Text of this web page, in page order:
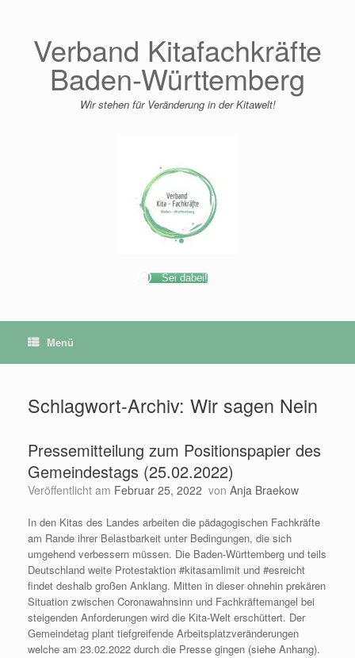
Verband Kitafachkräfte
Baden-Württemberg
Wir stehen für Veränderung in der Kitawelt!
Sei dabei!
Menü
Schlagwort-Archiv: Wir sagen Nein
Pressemitteilung zum Positionspapier des
Gemeindestags (25.02.2022)
Veröffentlicht am Februar 25, 2022 von Anja Braekow
In den Kitas des Landes arbeiten die pädagogischen Fachkräfte
am Rande ihrer Belastbarkeit unter Bedingungen, die sich
umgehend verbessern müssen. Die Baden-Württemberg und teils
Deutschland weite Protestaktion #kitasamlimit und #esreicht
findet deshalb großen Anklang. Mitten in dieser ohnehin prekären
Situation zwischen Coronawahnsinn und Fachkräftemangel bei
steigenden Anforderungen wird die Kita-Welt erschüttert. Der
Gemeindetag plant tiefgreifende Arbeitsplatzveränderungen
welche am 23.02.2022 durch die Presse gingen (siehe Anhang).